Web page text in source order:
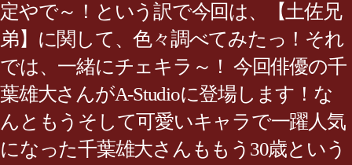
定やで～！という訳で今回は、【土佐兄
弟】に関して、色々調べてみたっ！それ
では、一緒にチェキラ～！ 今回俳優の千
葉雄大さんがA-Studioに登場します！な
んともうそして可愛いキャラで一躍人気
になった千葉雄大さんももう30歳という